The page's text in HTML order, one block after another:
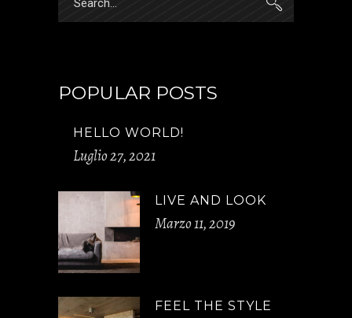
for:
POPULAR POSTS
HELLO WORLD!
Luglio 27, 2021
LIVE AND LOOK
Marzo 11, 2019
FEEL THE STYLE